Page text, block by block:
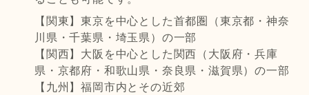
【関東】東京を中心とした首都圏（東京都・神奈
川県・千葉県・埼玉県）の一部
【関西】大阪を中心とした関西（大阪府・兵庫
県・京都府・和歌山県・奈良県・滋賀県）の一部
【九州】福岡市内とその近郊